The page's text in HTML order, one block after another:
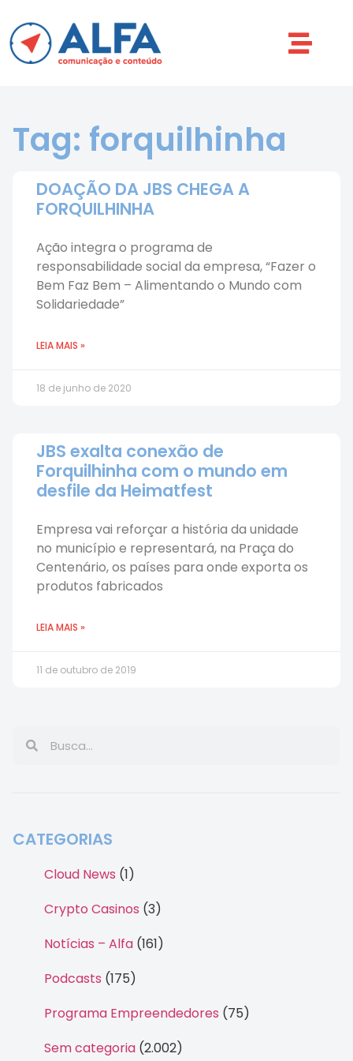
Tag: forquilhinha
DOAÇÃO DA JBS CHEGA A
FORQUILHINHA
Ação integra o programa de
responsabilidade social da empresa, “Fazer o
Bem Faz Bem – Alimentando o Mundo com
Solidariedade”
LEIA MAIS »
18 de junho de 2020
JBS exalta conexão de
Forquilhinha com o mundo em
desfile da Heimatfest
Empresa vai reforçar a história da unidade
no município e representará, na Praça do
Centenário, os países para onde exporta os
produtos fabricados
LEIA MAIS »
11 de outubro de 2019
CATEGORIAS
Cloud News (1)
Crypto Casinos (3)
Notícias – Alfa (161)
Podcasts (175)
Programa Empreendedores (75)
Sem categoria (2.002)